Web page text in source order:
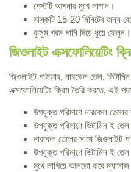
পেস্টটি আপনার মুখে লাগান।
মাস্কটি 15-20 মিনিটের জন্য
কুসুম গরম পানি দিয়ে ধুয়ে ফেলুন।
জিওলাইট এক্সফোলিয়েটিং
জিওলাইট পাউডার, নারকেল তেল,
এক্সফোলিয়েটিং ক্রিম তৈরি করতে, এই
উপযুক্ত পরিমাণে নারকেল তেলের
উপযুক্ত পরিমাণে ভিটামিন ই
নারকেল তেলের সাথে জিওলাইট
উপযুক্ত পরিমাণে ভিটামিন ই
মুখে লাগিয়ে আলতো করে